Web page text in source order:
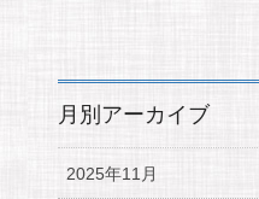
月別アーカイブ
2025年11月